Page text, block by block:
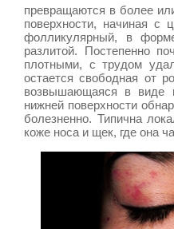
превращаются в более
поверхности, начиная с
фолликулярный, в
разлитой. Постепенно
плотными, с трудом
остается свободная от
возвышающаяся в виде
нижней поверхности
болезненно. Типична
коже носа и щек, где она